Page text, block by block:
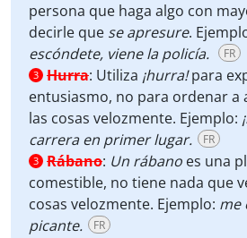
persona que haga algo con
decirle que se apresure.
escóndete, viene la policía.
FR
3 Hurra: Utiliza ¡hurra!para
entusiasmo, no para ordenar a
las cosas velozmente. Ejemplo:
carrera en primer lugar.
FR
3 Rábano: Un rábano es una
comestible, no tiene nada que
cosas velozmente. Ejemplo: me
picante.
FR